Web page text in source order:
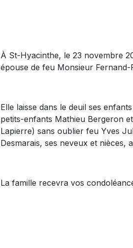
À St-Hyacinthe, le 23 novembre
épouse de feu Monsieur
Elle laisse dans le deuil ses
petits-enfants Mathieu Bergeron
Lapierre) sans oublier feu Yves
Desmarais, ses neveux et nièces,
La famille recevra vos